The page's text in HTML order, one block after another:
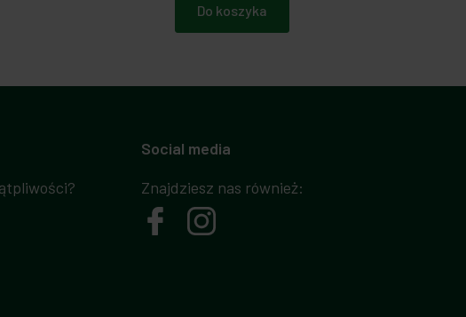
Do koszyka
Social media
Znajdziesz nas również: